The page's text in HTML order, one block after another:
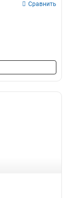
Сравнить